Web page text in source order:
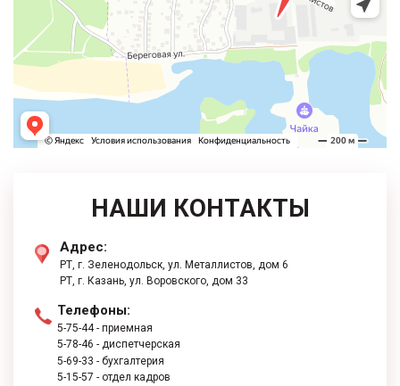
НАШИ КОНТАКТЫ
Адрес:
РТ, г. Зеленодольск, ул. Металлистов, дом 6
РТ, г. ​Казань, ул. Воровского, дом 33
Телефоны:
5-75-44- приемная
5-78-46 - диспетчерская
5-69-33 - бухгалтерия
5-15-57 - отдел кадров